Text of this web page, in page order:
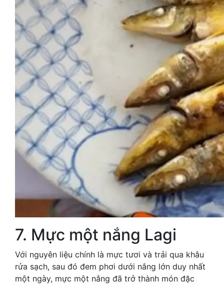
7. Mực một nắng Lagi
Với nguyên liệu chính là mực tươi và trải qua khâu
rửa sạch, sau đó đem phơi dưới nắng lớn duy nhất
một ngày, mực một nắng đã trở thành món đặc